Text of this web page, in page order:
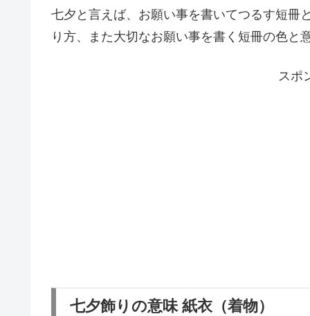
七夕と言えば、お願い事を書いてつるす短冊
り方、また大切なお願い事を書く短冊の色と
スポ
七夕飾りの意味 紙衣（着物）